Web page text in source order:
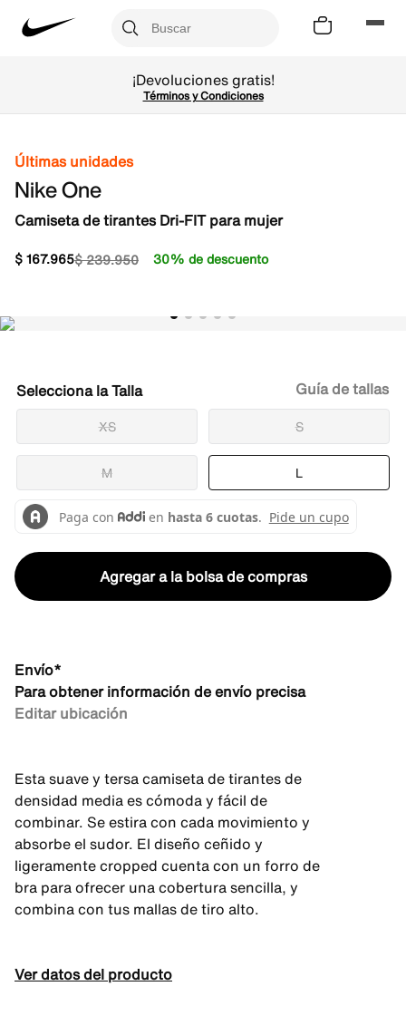
¡Devoluciones gratis!
Términos y Condiciones
Últimas unidades
Nike One
Camiseta de tirantes Dri-FIT para mujer
$239.950
$167.965 30% de descuento
Talla
XS S
M L
Guía de tallas
Agregar a la bolsa de compras
Envío*
Para obtener información de envío precisa
Editar ubicación
Esta suave y tersa camiseta de tirantes de
densidad media es cómoda y fácil de
combinar. Se estira con cada movimiento y
absorbe el sudor. El diseño ceñido y
ligeramente cropped cuenta con un forro de
bra para ofrecer una cobertura sencilla, y
combina con tus mallas de tiro alto.
Ver datos del producto